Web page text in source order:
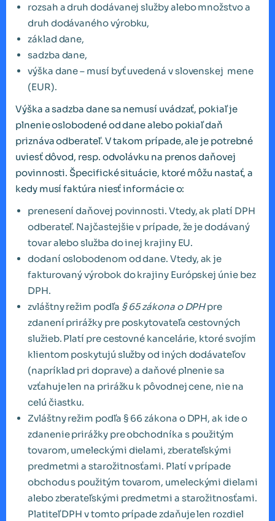
rozsah a druh dodávanej služby alebo množstvo a
druh dodávaného výrobku,
základ dane,
sadzba dane,
výška dane – musí byť uvedená v slovenskej mene
(EUR).
Výška a sadzba dane sa nemusí uvádzať, pokiaľ je
plnenie oslobodené od dane alebo pokiaľ daň
priznáva odberateľ. V takom prípade, ale je potrebné
uviesť dôvod, resp. odvolávku na prenos daňovej
povinnosti. Špecifické situácie, ktoré môžu nastať, a
kedy musí faktúra niesť informácie o:
prenesení daňovej povinnosti. Vtedy, ak platí DPH
odberateľ. Najčastejšie v prípade, že je dodávaný
tovar alebo služba do inej krajiny EU.
dodaní oslobodenom od dane. Vtedy, ak je
fakturovaný výrobok do krajiny Európskej únie bez
DPH.
zvláštny režim podľa § 65 zákona o DPHpre
zdanení prirážky pre poskytovateľa cestovných
služieb. Platí pre cestovné kancelárie, ktoré svojím
klientom poskytujú služby od iných dodávateľov
(napríklad pri doprave) a daňové plnenie sa
vzťahuje len na prirážku k pôvodnej cene, nie na
celú čiastku.
Zvláštny režim podľa § 66 zákona o DPH, ak ide o
zdanenie prirážky pre obchodníka s použitým
tovarom, umeleckými dielami, zberateľskými
predmetmi a starožitnosťami. Platí v prípade
obchodu s použitým tovarom, umeleckými dielami
alebo zberateľskými predmetmi a starožitnosťami.
Platiteľ DPH v tomto prípade zdaňuje len rozdiel